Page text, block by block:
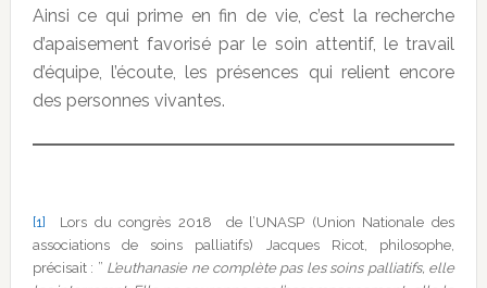
Ainsi ce qui prime en fin de vie, c’est la recherche
d’apaisement favorisé par le soin attentif, le travail
d’équipe, l’écoute, les présences qui relient encore
des personnes vivantes.
[1] Lors du congrès 2018 de l’UNASP (Union Nationale des
associations de soins palliatifs) Jacques Ricot, philosophe,
précisait : ” L’euthanasie ne complète pas les soins palliatifs, elle